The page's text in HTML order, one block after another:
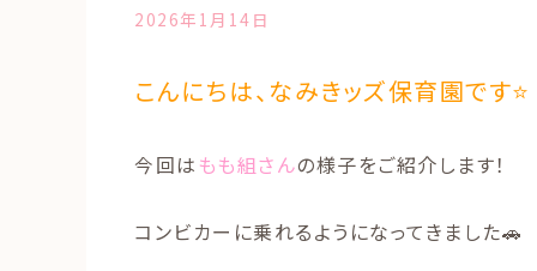
2026年1月14日
こんにちは、なみきッズ保育園です⭐
今回は もも組さんの様子をご紹介します！
コンビカーに乗れるようになってきました🚗